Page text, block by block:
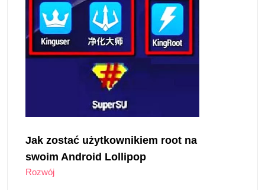
Jak zostać użytkownikiem root na
swoim Android Lollipop
Rozwój